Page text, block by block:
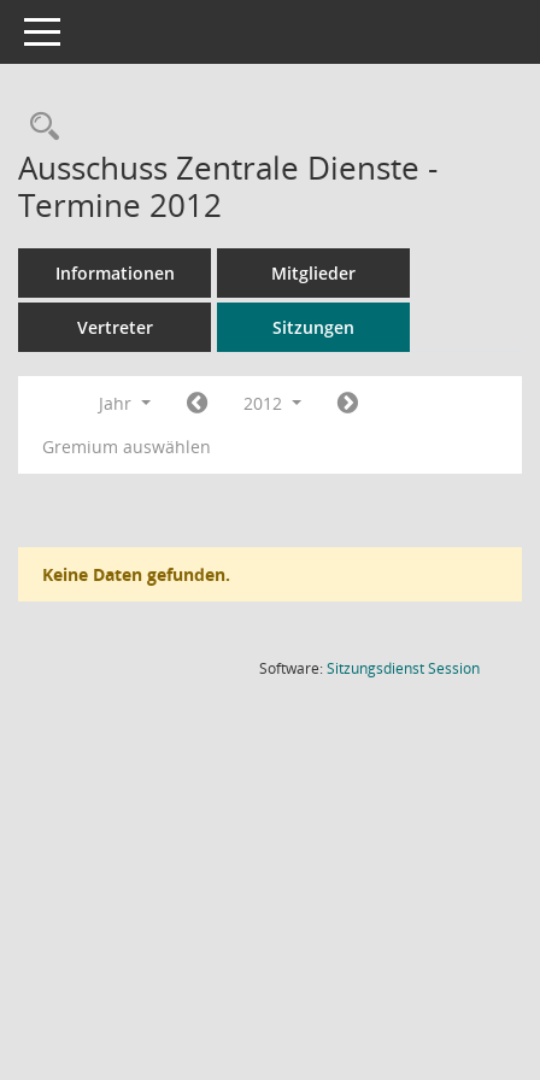
Toggle navigation
Rechercheauswahl
Ausschuss Zentrale Dienste -
Termine 2012
Informationen Mitglieder
Vertreter Sitzungen
Jahr
2012
Gremium auswählen
Keine Daten gefunden.
Software:SitzungsdienstSession(Wird in